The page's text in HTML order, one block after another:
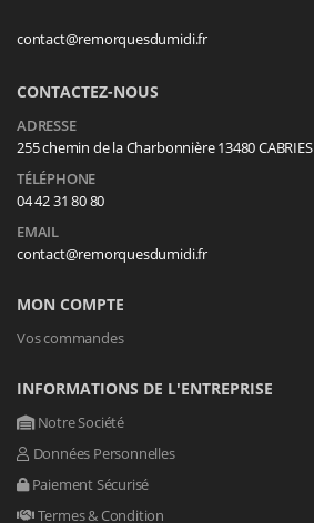
contact@remorquesdumidi.fr
CONTACTEZ-NOUS
ADRESSE
255 chemin de la Charbonnière 13480 CABRIES
TÉLÉPHONE
04 42 31 80 80
EMAIL
contact@remorquesdumidi.fr
MON COMPTE
Vos commandes
INFORMATIONS DE L'ENTREPRISE
Notre Société
Données Personnelles
Paiement Sécurisé
Termes & Condition